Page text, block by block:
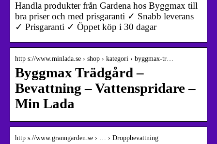
Handla produkter från Gardena hos Byggmax till
bra priser och med prisgaranti ✓ Snabb leverans
✓ Prisgaranti ✓ Öppet köp i 30 dagar
http s://www.minlada.se › shop › kategori › byggmax-tr…
Byggmax Trädgård –
Bevattning – Vattenspridare –
Min Lada
http s://www.granngarden.se › … › Droppbevattning